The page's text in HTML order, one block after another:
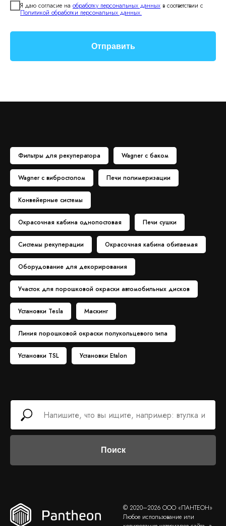
Я даю согласие на обработку персональных данных в соответствии с
Политикой обработки персональных данных.
Отправить
Фильтры для рекуператора Wagner с баком
Wagner с вибростолом Печи полимеризации
Конвейерные системы
Окрасочная кабина однопостовая Печи сушки
Системы рекуперации Окрасочная кабина обитаемая
Оборудование для декорирования
Участок для порошковой окраски автомобильных дисков
Установки Tesla Маскинг
Линия порошковой окраски полукольцевого типа
Установки TSL Установки Etalon
Поиск
© 2020–2026 ООО «ПАНТЕОН»
Любое использование или